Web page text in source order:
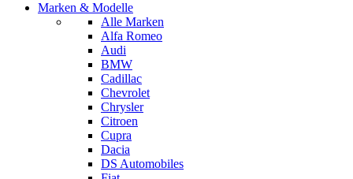
Marken & Modelle
Alle Marken
Alfa Romeo
Audi
BMW
Cadillac
Chevrolet
Chrysler
Citroen
Cupra
Dacia
DS Automobiles